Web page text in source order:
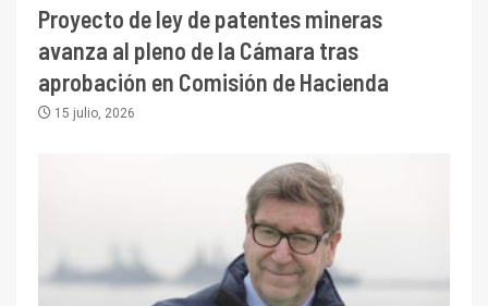
Proyecto de ley de patentes mineras
avanza al pleno de la Cámara tras
aprobación en Comisión de Hacienda
15 julio, 2026
alcanza máximos por escasez
de concentrados
I+D
Estudio revela cómo el precio
BHP proyecta producción de
cobre cercana a 2 millones de
toneladas tras récord en
Escondida